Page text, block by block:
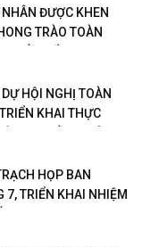
ĐƯỢC KHEN
TRÀO TOÀN
TỔ QUỐC
HỘI NGHỊ TOÀN
KHAI THỰC
NGHỊ LẦN THỨ BA
HỌP BAN
7, TRIỂN KHAI NHIỆM
8